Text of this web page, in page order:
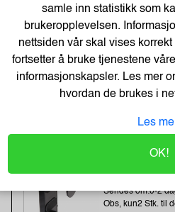
81,-
101,-
65,- Eks. Mva.
-37%
Kondator
CPU/
Sendes om:0-2
Obs, kun2 Stk. til
samle inn statistikk som
brukeropplevelsen.
nettsiden vår skal vises
fortsetter å bruke tjenestene
informasjonskapsler. Les mer
hvordan de brukes i
Les
OK!